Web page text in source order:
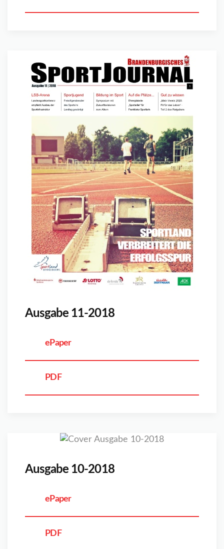
Ausgabe 11-2018
ePaper
PDF
Ausgabe 10-2018
ePaper
PDF